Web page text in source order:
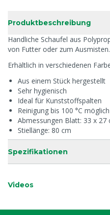
Produktbeschreibung
Handliche Schaufel aus
von Futter oder zum Ausmisten.
Erhältlich in verschiedenen
Aus einem Stück hergestellt
Sehr hygienisch
Ideal für Kunststoffspalten
Reinigung bis 100 °C möglich
Abmessungen Blatt: 33 x 27
Stiellänge: 80 cm
Spezifikationen
Videos